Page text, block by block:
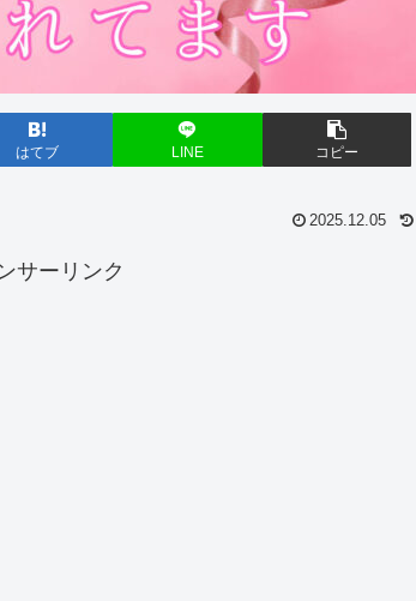
はてブ LINE コピー
2025.12.05
サーリンク